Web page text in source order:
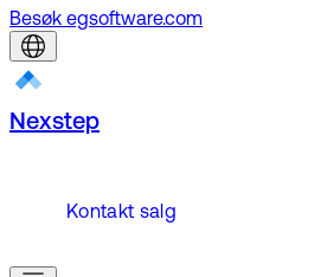
Besøk egsoftware.com
Nexstep
Kontakt salg